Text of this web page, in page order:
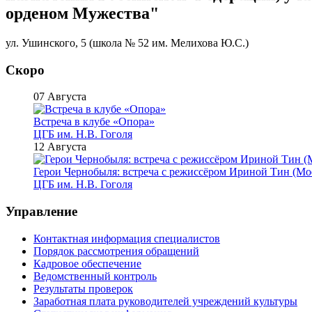
орденом Мужества"
ул. Ушинского, 5 (школа № 52 им. Мелихова Ю.С.)
Скоро
07 Августа
Встреча в клубе «Опора»
ЦГБ им. Н.В. Гоголя
12 Августа
Герои Чернобыля: встреча с режиссёром Ириной Тин
ЦГБ им. Н.В. Гоголя
Управление
Контактная информация специалистов
Порядок рассмотрения обращений
Кадровое обеспечение
Ведомственный контроль
Результаты проверок
Заработная плата руководителей учреждений культуры